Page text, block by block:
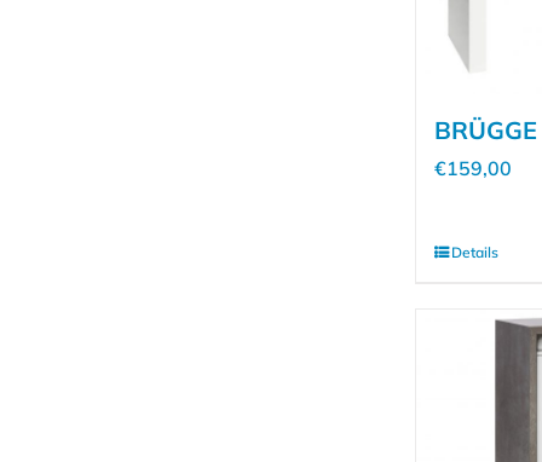
€159,00
Details